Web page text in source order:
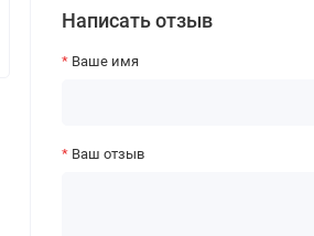
Написать отзыв
Ваше имя
Ваш отзыв